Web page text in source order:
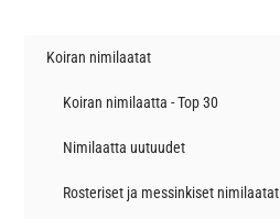
Koiran nimilaatat
Koiran nimilaatta - Top 30
Nimilaatta uutuudet
Rosteriset ja messinkiset nimilaatat